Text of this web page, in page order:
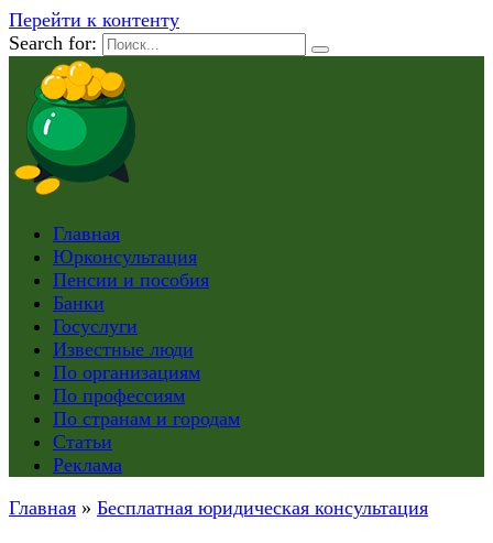
Перейти к контенту
Search for:
Главная
Юрконсультация
Пенсии и пособия
Банки
Госуслуги
Известные люди
По организациям
По профессиям
По странам и городам
Статьи
Реклама
Главная » Бесплатная юридическая консультация